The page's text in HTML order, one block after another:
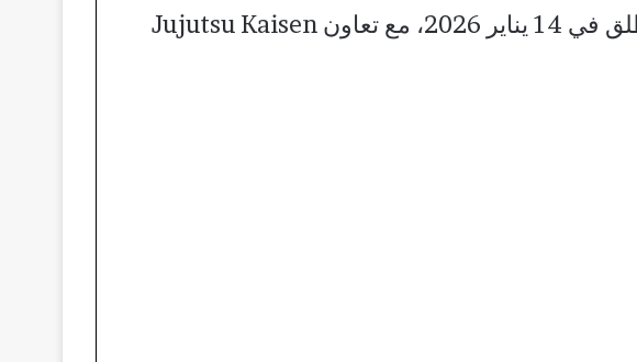
تحديث Garena Free Fire 2026 يشمل الإصدار الرئيسي OB52 الذي يُطلق في 14 يناير 2026، مع تعاون Jujutsu Kaisen